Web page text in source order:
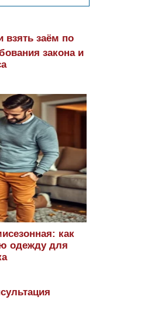
заём по
закона и
как
одежду для